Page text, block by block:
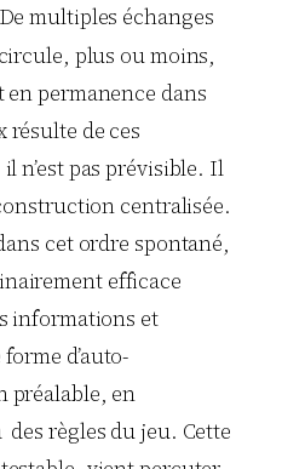
multiples échanges
plus ou moins,
en permanence dans
résulte de ces
n’est pas prévisible. Il
centralisée.
cet ordre spontané,
efficace
informations et
d’auto-
préalable, en
règles du jeu. Cette